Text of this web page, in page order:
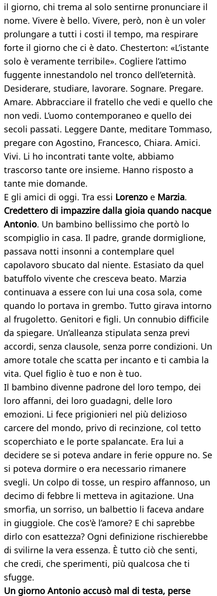
il giorno, chi trema al solo sentirne pronunciare il
nome. Vivere è bello. Vivere, però, non è un voler
prolungare a tutti i costi il tempo, ma respirare
forte il giorno che ci è dato. Chesterton: «L’istante
solo è veramente terribile». Cogliere l’attimo
fuggente innestandolo nel tronco dell’eternità.
Desiderare, studiare, lavorare. Sognare. Pregare.
Amare. Abbracciare il fratello che vedi e quello che
non vedi. L’uomo contemporaneo e quello dei
secoli passati. Leggere Dante, meditare Tommaso,
pregare con Agostino, Francesco, Chiara. Amici.
Vivi. Li ho incontrati tante volte, abbiamo
trascorso tante ore insieme. Hanno risposto a
tante mie domande.
E gli amici di oggi. Tra essi Lorenzo e Marzia.
Credettero di impazzire dalla gioia quando nacque
Antonio. Un bambino bellissimo che portò lo
scompiglio in casa. Il padre, grande dormiglione,
passava notti insonni a contemplare quel
capolavoro sbucato dal niente. Estasiato da quel
batuffolo vivente che cresceva beato. Marzia
continuava a essere con lui una cosa sola, come
quando lo portava in grembo. Tutto girava intorno
al frugoletto. Genitori e figli. Un connubio difficile
da spiegare. Un’alleanza stipulata senza previ
accordi, senza clausole, senza porre condizioni. Un
amore totale che scatta per incanto e ti cambia la
vita. Quel figlio è tuo e non è tuo.
Il bambino divenne padrone del loro tempo, dei
loro affanni, dei loro guadagni, delle loro
emozioni. Li fece prigionieri nel più delizioso
carcere del mondo, privo di recinzione, col tetto
scoperchiato e le porte spalancate. Era lui a
decidere se si poteva andare in ferie oppure no. Se
si poteva dormire o era necessario rimanere
svegli. Un colpo di tosse, un respiro affannoso, un
decimo di febbre li metteva in agitazione. Una
smorfia, un sorriso, un balbettio li faceva andare
in giuggiole. Che cos'è l’amore? E chi saprebbe
dirlo con esattezza? Ogni definizione rischierebbe
di svilirne la vera essenza. È tutto ciò che senti,
che credi, che sperimenti, più qualcosa che ti
sfugge.
Un giorno Antonio accusò mal di testa, perse